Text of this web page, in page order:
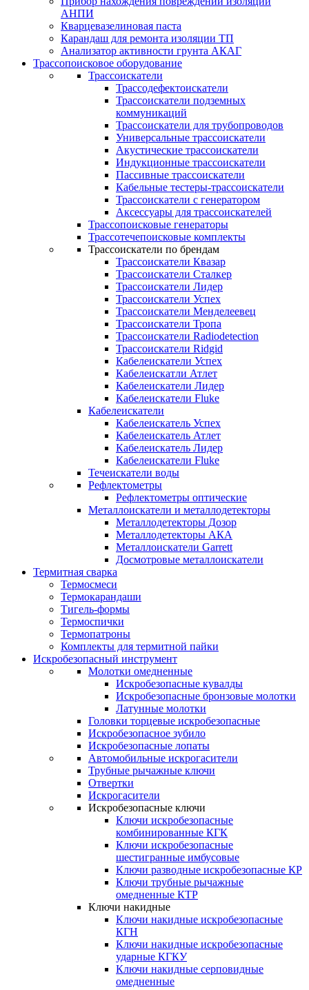
АНПИ
Кварцевазелиновая паста
Карандаш для ремонта изоляции ТП
Анализатор активности грунта АКАГ
Трассопоисковое оборудование
Трассоискатели
Трассодефектоискатели
Трассоискатели подземных
коммуникаций
Трассоискатели для трубопроводов
Универсальные трассоискатели
Акустические трассоискатели
Индукционные трассоискатели
Пассивные трассоискатели
Кабельные тестеры-трассоискатели
Трассоискатели с генератором
Аксессуары для трассоискателей
Трассопоисковые генераторы
Трассотечепоисковые комплекты
Трассоискатели по брендам
Трассоискатели Квазар
Трассоискатели Сталкер
Трассоискатели Лидер
Трассоискатели Успех
Трассоискатели Менделеевец
Трассоискатели Тропа
Трассоискатели Radiodetection
Трассоискатели Ridgid
Кабелеискатели Успех
Кабелеискатли Атлет
Кабелеискатели Лидер
Кабелеискатели Fluke
Кабелеискатели
Кабелеискатель Успех
Кабелеискатель Атлет
Кабелеискатель Лидер
Кабелеискатели Fluke
Течеискатели воды
Рефлектометры
Рефлектометры оптические
Металлоискатели и металлодетекторы
Металлодетекторы Дозор
Металлодетекторы АКА
Металлоискатели Garrett
Досмотровые металлоискатели
Термитная сварка
Термосмеси
Термокарандаши
Тигель-формы
Термоспички
Термопатроны
Комплекты для термитной пайки
Искробезопасный инструмент
Молотки омедненные
Искробезопасные кувалды
Искробезопасные бронзовые молотки
Латунные молотки
Головки торцевые искробезопасные
Искробезопасное зубило
Искробезопасные лопаты
Автомобильные искрогасители
Трубные рычажные ключи
Отвертки
Искрогасители
Искробезопасные ключи
Ключи искробезопасные
комбинированные КГК
Ключи искробезопасные
шестигранные имбусовые
Ключи разводные искробезопасные КР
Ключи трубные рычажные
омедненные КТР
Ключи накидные
Ключи накидные искробезопасные
КГН
Ключи накидные искробезопасные
ударные КГКУ
Ключи накидные серповидные
омедненные